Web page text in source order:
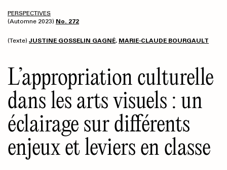
PERSPECTIVES
(Automne 2023) No. 272
(Texte) JUSTINE GOSSELIN GAGNÉ, MARIE-CLAUDE BOURGAULT
L’appropriation culturelle
dans les arts visuels : un
éclairage sur différents
enjeux et leviers en classe